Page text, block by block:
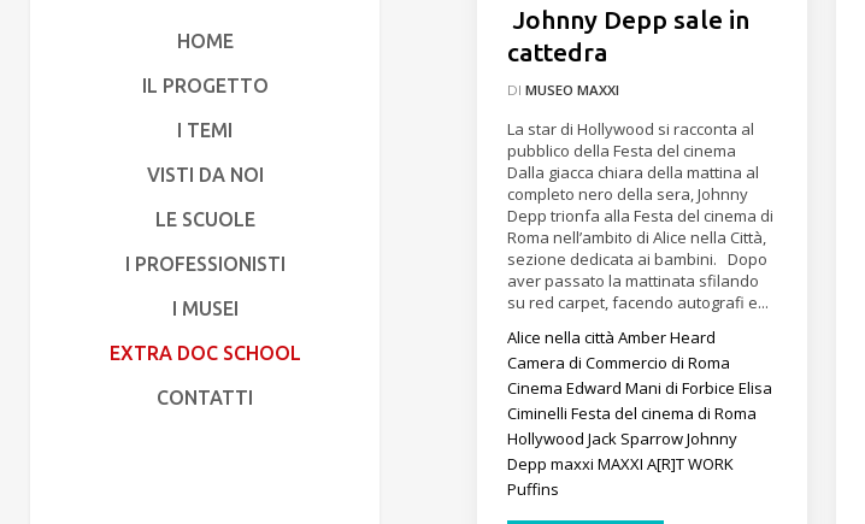
HOME
IL PROGETTO
I TEMI
VISTI DA NOI
LE SCUOLE
I PROFESSIONISTI
I MUSEI
EXTRA DOC SCHOOL
CONTATTI
Johnny Depp sale in
cattedra
DIMUSEO MAXXI
La star di Hollywood si racconta al
pubblico della Festa del cinema
Dalla giacca chiara della mattina al
completo nero della sera, Johnny
Depp trionfa alla Festa del cinema di
Roma nell’ambito di Alice nella Città,
sezione dedicata ai bambini. Dopo
aver passato la mattinata sfilando
su red carpet, facendo autografi e...
Alice nella cittàAmber Heard
Camera di Commercio di Roma
CinemaEdward Mani di ForbiceElisa
CiminelliFesta del cinema di Roma
HollywoodJack SparrowJohnny
DeppmaxxiMAXXI A[R]T WORK
Puffins